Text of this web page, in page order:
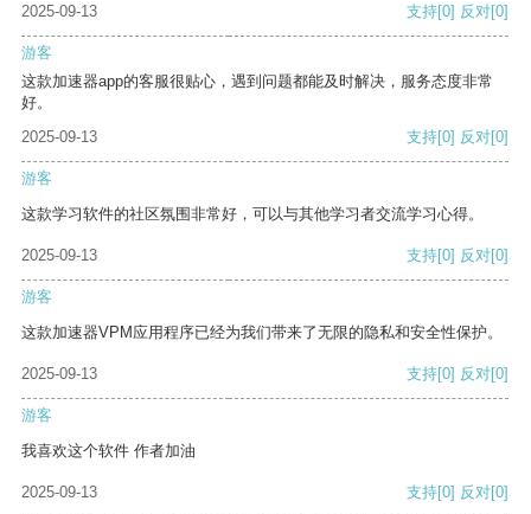
2025-09-13
支持[0] 反对[0]
游客
这款加速器app的客服很贴心，遇到问题都能及时解决，服务态度非常
好。
2025-09-13
支持[0] 反对[0]
游客
这款学习软件的社区氛围非常好，可以与其他学习者交流学习心得。
2025-09-13 支持[0] 反对[0]
游客
这款加速器VPM应用程序已经为我们带来了无限的隐私和安全性保护。
2025-09-13 支持[0] 反对[0]
游客
我喜欢这个软件 作者加油
2025-09-13 支持[0] 反对[0]